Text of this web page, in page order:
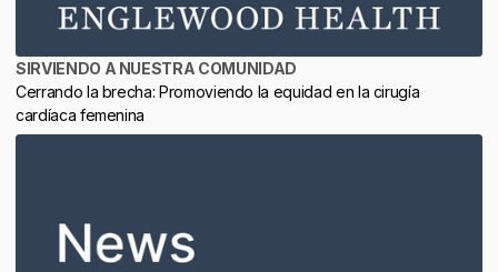
SIRVIENDO A NUESTRA COMUNIDAD
Cerrando la brecha: Promoviendo la equidad en la cirugía
cardíaca femenina